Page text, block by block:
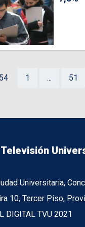
1 ... 51
Televisión
Universitaria,
10, Tercer Piso,
DIGITAL TVU 2021